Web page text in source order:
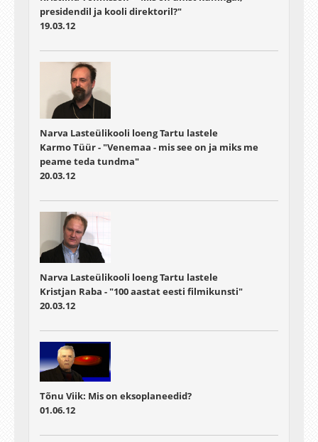
presidendil ja kooli direktoril?"
19.03.12
Narva Lasteülikooli loeng Tartu lastele
Karmo Tüür - "Venemaa - mis see on ja miks me
peame teda tundma"
20.03.12
Narva Lasteülikooli loeng Tartu lastele
Kristjan Raba - "100 aastat eesti filmikunsti"
20.03.12
Tõnu Viik: Mis on eksoplaneedid?
01.06.12